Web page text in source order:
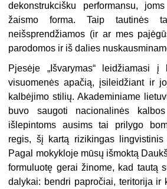
dekonstrukcišku performansu,
žaismo forma. Taip tautinės
neišsprendžiamos (ir ar mes
parodomos ir iš dalies
Pjesėje „Išvarymas“ leidžiamasi į
visuomenės apačią, įsileidžiant ir
kalbėjimo stilių. Akademiniame
buvo saugoti nacionalinės
išlepintoms ausims tai prilygo
regis, šį kartą rizikingas lingvistinis
Pagal mokykloje mūsų išmoktą
formuluotę gerai žinome, kad tautą
dalykai: bendri papročiai, teritorija ir